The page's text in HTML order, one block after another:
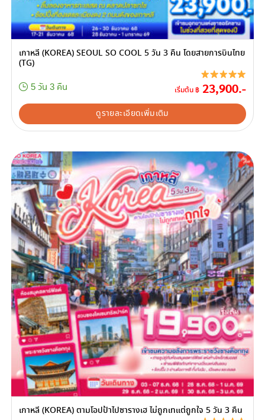
เกาหลี (KOREA) SEOUL SO COOL 5 วัน 3 คืน โดยสายการบินไทย
(TG)
5 วัน 3 คืน เริ่มต้น ฿ 23,900.-
ดูรายละเอียดเพิ่มเติม
เกาหลี (KOREA) ตามโอปป้าไปซารางเฮ ไม่ถูกเทแต่ถูกใจ 5 วัน 3 คืน